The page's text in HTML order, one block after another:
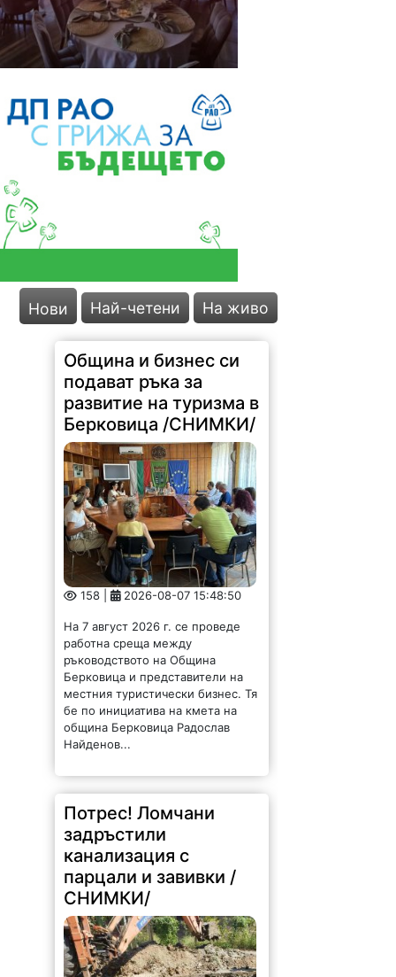
Нови Най-четени На живо
Община и бизнес си
подават ръка за
развитие на туризма в
Берковица /СНИМКИ/
158 | 2026-08-07 15:48:50
На 7 август 2026 г. се проведе
работна среща между
ръководството на Община
Берковица и представители на
местния туристически бизнес. Тя
бе по инициатива на кмета на
община Берковица Радослав
Найденов...
Потрес! Ломчани
задръстили
канализация с
парцали и завивки /
СНИМКИ/